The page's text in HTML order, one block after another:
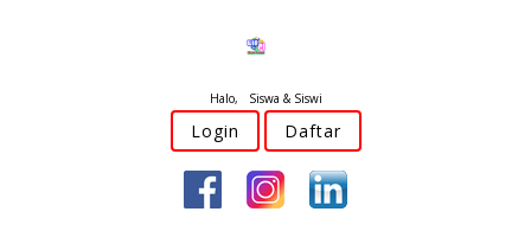
Halo, Siswa & Siswi
Login Daftar